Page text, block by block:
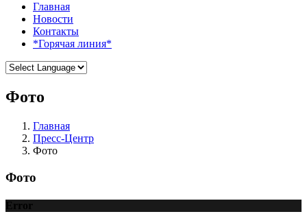
Главная
Новости
Контакты
*Горячая линия*
Фото
Главная
Пресс-Центр
Фото
Фото
Error